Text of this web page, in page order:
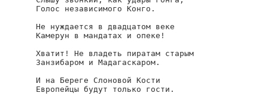
Голос независимого Конго.
Не нуждается в двадцатом веке
Камерун в мандатах и опеке!
Хватит! Не владеть пиратам старым
Занзибаром и Мадагаскаром.
И на Береге Слоновой Кости
Европейцы будут только гости.